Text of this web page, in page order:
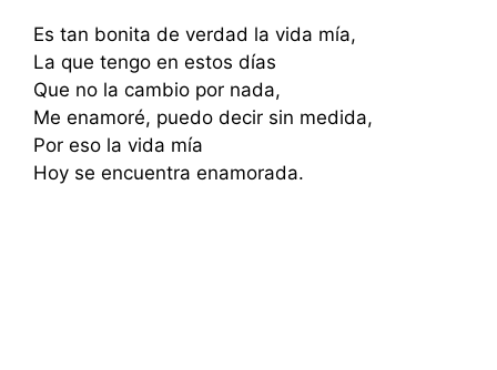
Es tan bonita de verdad la vida mía,
La que tengo en estos días
Que no la cambio por nada,
Me enamoré, puedo decir sin medida,
Por eso la vida mía
Hoy se encuentra enamorada.